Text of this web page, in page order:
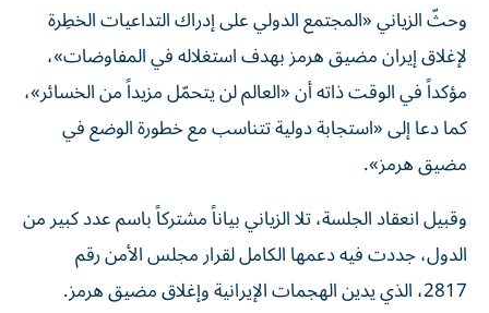
وحثّ الزياني «المجتمع الدولي على إدراك التداعيات الخطِرة
لإغلاق إيران مضيق هرمز بهدف استغلاله في المفاوضات»،
مؤكداً في الوقت ذاته أن «العالم لن يتحمّل مزيداً من الخسائر»،
كما دعا إلى «استجابة دولية تتناسب مع خطورة الوضع في
مضيق هرمز».
وقبيل انعقاد الجلسة، تلا الزياني بياناً مشتركاً باسم عدد كبير من
الدول، جددت فيه دعمها الكامل لقرار مجلس الأمن رقم
2817، الذي يدين الهجمات الإيرانية وإغلاق مضيق هرمز.